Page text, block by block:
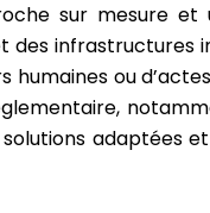
sur mesure et
des infrastructures
ou
adaptées